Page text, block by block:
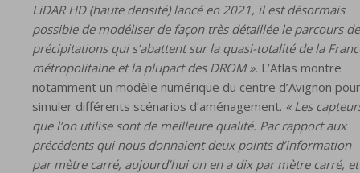
LiDAR HD (haute densité) lancé en 2021, il est désormais
possible de modéliser de façon très détaillée le parcours
précipitations qui s’abattent sur la quasi-totalité de la
métropolitaine et la plupart des DROM ». L’Atlas montre
notamment un modèle numérique du centre d’Avignon pour
simuler différents scénarios d’aménagement. « Les
que l’on utilise sont de meilleure qualité. Par rapport aux
précédents qui nous donnaient deux points d’information
par mètre carré, aujourd’hui on en a dix par mètre carré, et